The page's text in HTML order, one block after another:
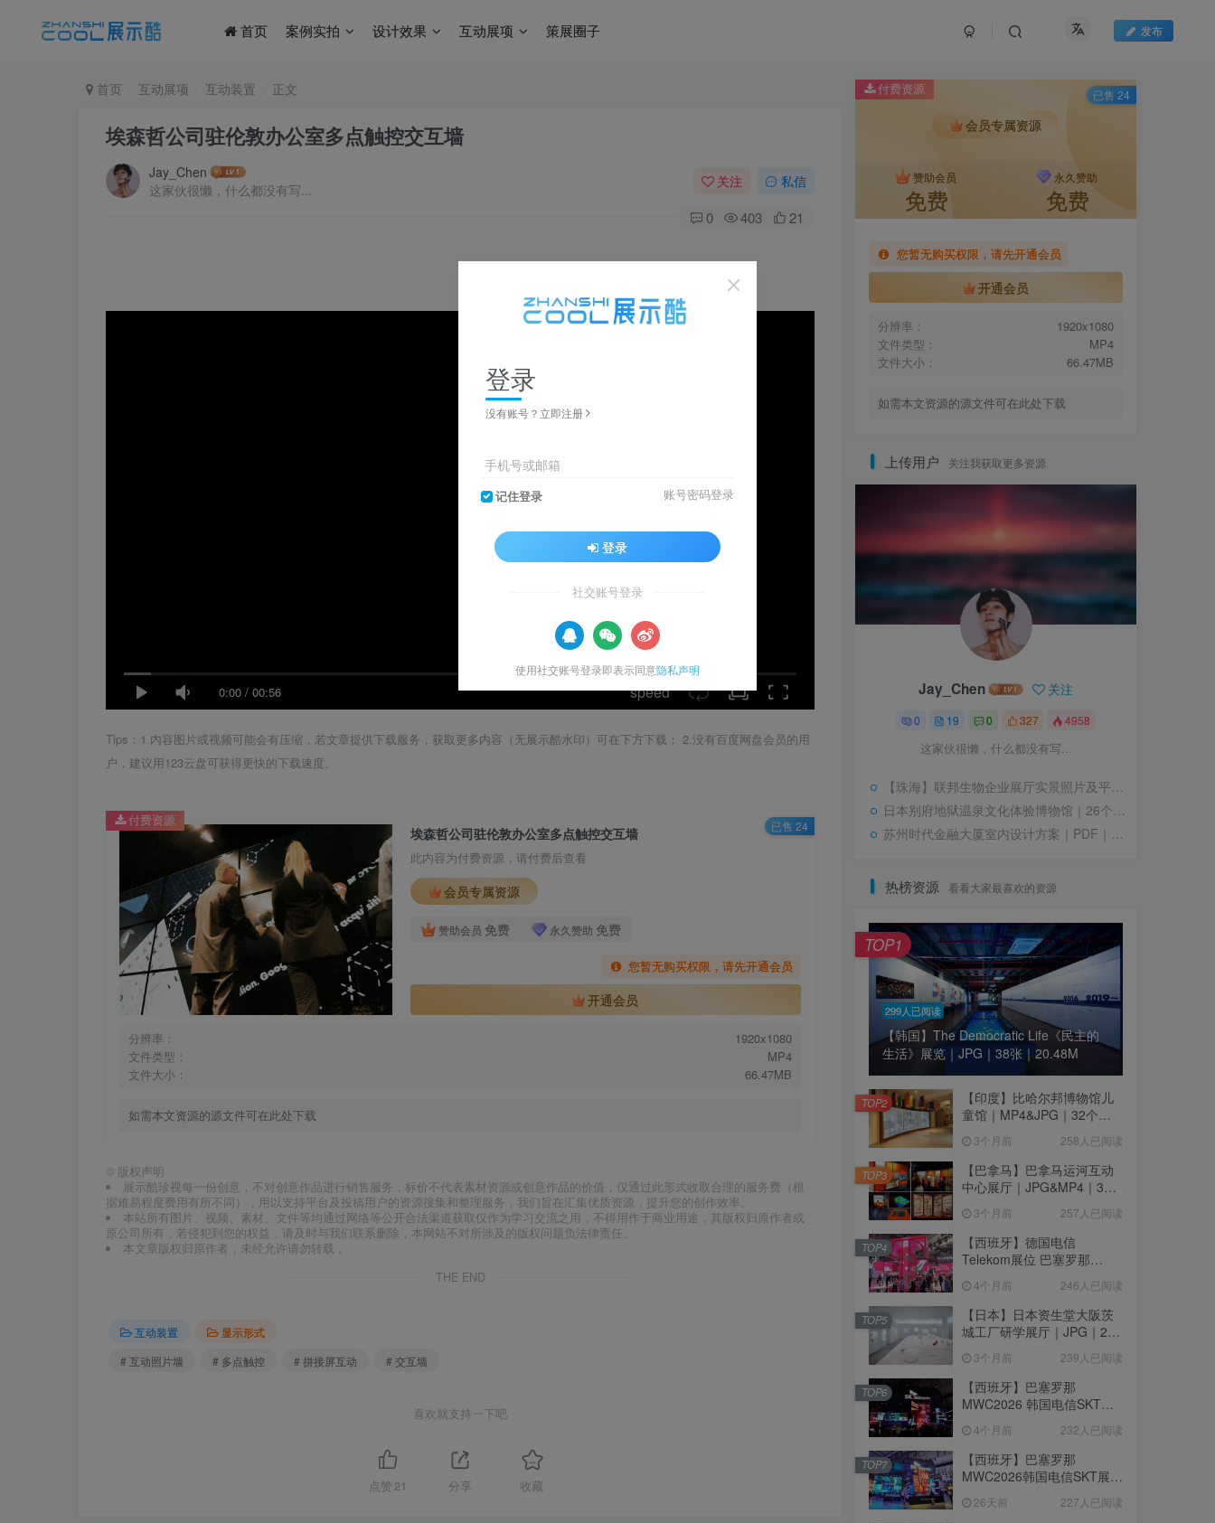
首页 案例实拍 设计效果 互动展项 策展圈子 发布
首页 互动展项 互动装置 正文
埃森哲公司驻伦敦办公室多点触控交互墙
Jay_Chen
这家伙很懒，什么都没有写...
关注 私信
0 403 21
0:00 / 00:56 speed
Tips：1.内容图片或视频可能会有压缩，若文章提供下载服务，获取更多内容（无展示酷水印）可在下方下载； 2.没有百度网盘会员的用
户，建议用123云盘可获得更快的下载速度。
埃森哲公司驻伦敦办公室多点触控交互墙
此内容为付费资源，请付费后查看
会员专属资源
赞助会员 免费 永久赞助 免费
您暂无购买权限，请先开通会员
开通会员
分辨率：
1920x1080
文件类型：
MP4
文件大小：
66.47MB
如需本文资源的源文件可在此处下载
付费资源 已售 24
© 版权声明
展示酷珍视每一份创意，不对创意作品进行销售服务，标价不代表素材资源或创意作品的价值，仅通过此形式收取合理的服务费（根
据难易程度费用有所不同），用以支持平台及投稿用户的资源搜集和整理服务，我们旨在汇集优质资源，提升您的创作效率。
本站所有图片、视频、素材、文件等均通过网络等公开合法渠道获取仅作为学习交流之用，不得用作于商业用途，其版权归原作者或
原公司所有，若侵犯到您的权益，请及时与我们联系删除，本网站不对所涉及的版权问题负法律责任。
本文章版权归原作者，未经允许请勿转载 。
THE END
互动装置
显示形式
# 互动照片墙
# 多点触控 # 拼接屏互动 # 交互墙
喜欢就支持一下吧
点赞 21 分享 收藏
付费资源
会员专属资源
赞助会员
免费
永久赞助
免费
您暂无购买权限，请先开通会员
开通会员
分辨率：
1920x1080
文件类型：
MP4
文件大小：
66.47MB
如需本文资源的源文件可在此处下载
已售 24
上传用户 关注我获取更多资源
Jay_Chen 关注
0 19 0 327 4958
这家伙很懒，什么都没有写...
【珠海】联邦生物企业展厅实景照片及平面图｜JPG｜18张｜14.15M
日本别府地狱温泉文化体验博物馆｜26个｜JPG+MP4｜60.46M
苏州时代金融大厦室内设计方案｜PDF｜68页｜28.39M
热榜资源 看看大家最喜欢的资源
299人已阅读
【韩国】The Democratic Life《民主的
生活》展览｜JPG｜38张｜20.48M
TOP1
【印度】比哈尔邦博物馆儿
童馆｜MP4&JPG｜32个｜
3个月前 258人已阅读
TOP2
【巴拿马】巴拿马运河互动
中心展厅｜JPG&MP4｜39
3个月前 257人已阅读
TOP3
【西班牙】德国电信
Telekom展位 巴塞罗那
｜77.42M
4个月前 246人已阅读
TOP4
【日本】日本资生堂大阪茨
城工厂研学展厅｜JPG｜26
3个月前 239人已阅读
TOP5
【西班牙】巴塞罗那
MWC2026 韩国电信SKT展
105.67M
4个月前 232人已阅读
TOP6
【西班牙】巴塞罗那
MWC2026韩国电信SKT展台
个｜16.51M
26天前 227人已阅读
TOP7
登录
没有账号？立即注册
手机号或邮箱
记住登录 账号密码登录
登录
社交账号登录
使用社交账号登录即表示同意隐私声明